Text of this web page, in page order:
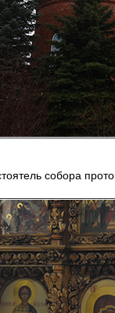
собора